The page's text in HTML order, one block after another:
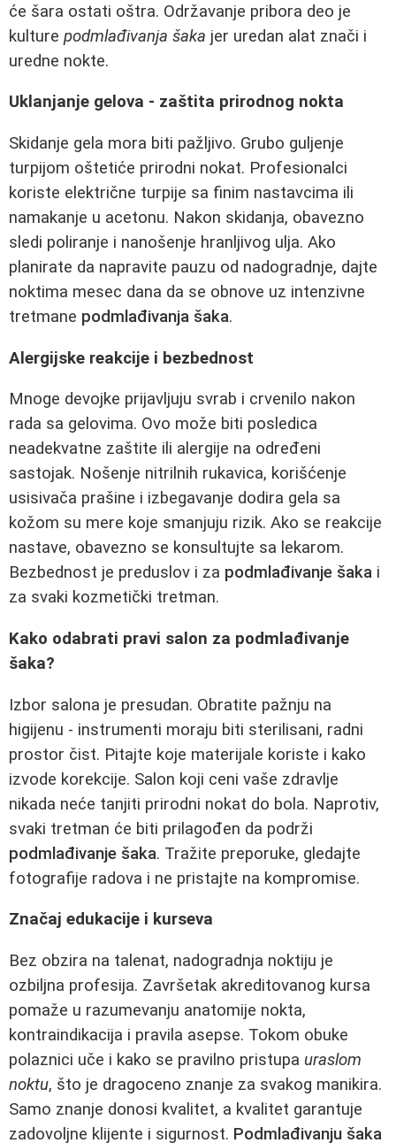
će šara ostati oštra. Održavanje pribora deo je
kulture podmlađivanja šaka jer uredan alat znači i
uredne nokte.
Uklanjanje gelova - zaštita prirodnog nokta
Skidanje gela mora biti pažljivo. Grubo guljenje
turpijom oštetiće prirodni nokat. Profesionalci
koriste električne turpije sa finim nastavcima ili
namakanje u acetonu. Nakon skidanja, obavezno
sledi poliranje i nanošenje hranljivog ulja. Ako
planirate da napravite pauzu od nadogradnje, dajte
noktima mesec dana da se obnove uz intenzivne
tretmane podmlađivanja šaka.
Alergijske reakcije i bezbednost
Mnoge devojke prijavljuju svrab i crvenilo nakon
rada sa gelovima. Ovo može biti posledica
neadekvatne zaštite ili alergije na određeni
sastojak. Nošenje nitrilnih rukavica, korišćenje
usisivača prašine i izbegavanje dodira gela sa
kožom su mere koje smanjuju rizik. Ako se reakcije
nastave, obavezno se konsultujte sa lekarom.
Bezbednost je preduslov i za podmlađivanje šaka i
za svaki kozmetički tretman.
Kako odabrati pravi salon za podmlađivanje
šaka?
Izbor salona je presudan. Obratite pažnju na
higijenu - instrumenti moraju biti sterilisani, radni
prostor čist. Pitajte koje materijale koriste i kako
izvode korekcije. Salon koji ceni vaše zdravlje
nikada neće tanjiti prirodni nokat do bola. Naprotiv,
svaki tretman će biti prilagođen da podrži
podmlađivanje šaka. Tražite preporuke, gledajte
fotografije radova i ne pristajte na kompromise.
Značaj edukacije i kurseva
Bez obzira na talenat, nadogradnja noktiju je
ozbiljna profesija. Završetak akreditovanog kursa
pomaže u razumevanju anatomije nokta,
kontraindikacija i pravila asepse. Tokom obuke
polaznici uče i kako se pravilno pristupa uraslom
noktu, što je dragoceno znanje za svakog manikira.
Samo znanje donosi kvalitet, a kvalitet garantuje
zadovoljne klijente i sigurnost. Podmlađivanju šaka